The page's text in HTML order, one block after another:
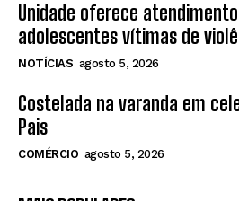
Unidade oferece
adolescentes vítimas de
NOTÍCIAS agosto 5, 2026
Costelada na varanda em
Pais
COMÉRCIO agosto 5, 2026